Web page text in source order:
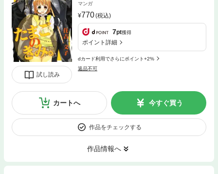
試し読み
マンガ
770(税込)
7pt獲得
ポイント詳細
dカード利用でさらにポイント+2%
返品不可
カートへ 今すぐ買う
作品をチェックする
作品情報へ